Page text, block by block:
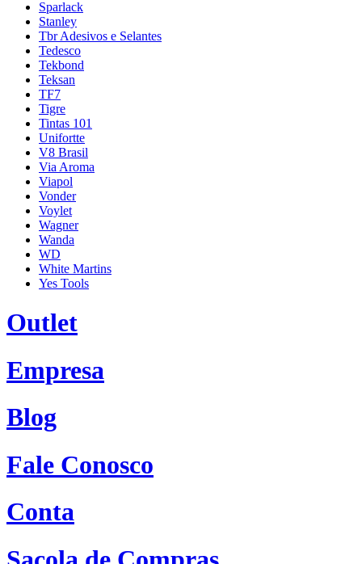
Sparlack
Stanley
Tbr Adesivos e Selantes
Tedesco
Tekbond
Teksan
TF7
Tigre
Tintas 101
Unifortte
V8 Brasil
Via Aroma
Viapol
Vonder
Voylet
Wagner
Wanda
WD
White Martins
Yes Tools
Outlet
Empresa
Blog
Fale Conosco
Conta